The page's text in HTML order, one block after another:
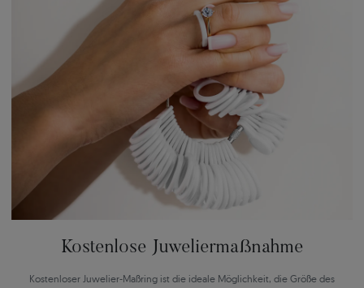
Kostenlose Juweliermaßnahme
Kostenloser Juwelier-Maßring ist die ideale Möglichkeit, die Größe des